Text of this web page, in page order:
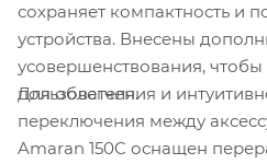
сохраняет компактность и
устройства. Внесены
усовершенствования,
пользователя.
Для облегчения и
переключения между
Amaran 150C оснащен